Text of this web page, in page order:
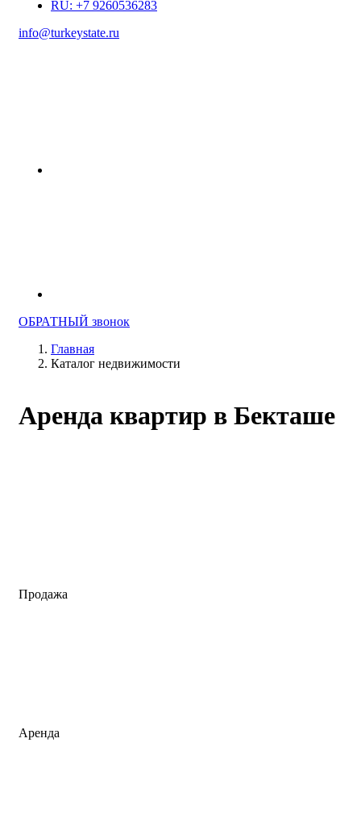
RU: +7 9260536283
info@turkeystate.ru
ОБРАТНЫЙ звонок
Главная
Каталог недвижимости
Аренда квартир в Бекташе
Продажа
Аренда